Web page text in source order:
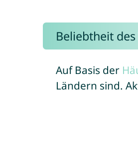
Beliebtheit
Auf Basis der
Ländern sind.